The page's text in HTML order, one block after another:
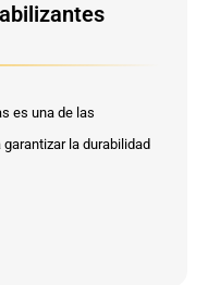
es una de las
la durabilidad